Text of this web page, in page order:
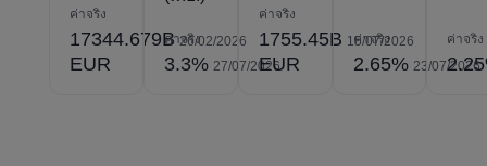
ค่าจริง
17344.679B
EUR
26/02/2026
ค่าจริง
3.3% 27/07/2026
ค่าจริง
1755.45B
EUR
15/07/2026
ค่าจริง
2.65% 23/07/2026
ค่าจริง